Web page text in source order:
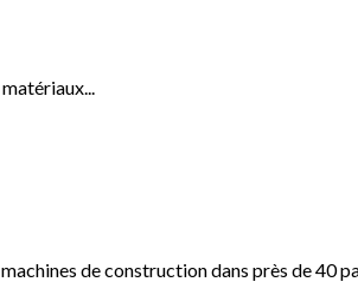
de construction dans près de 40